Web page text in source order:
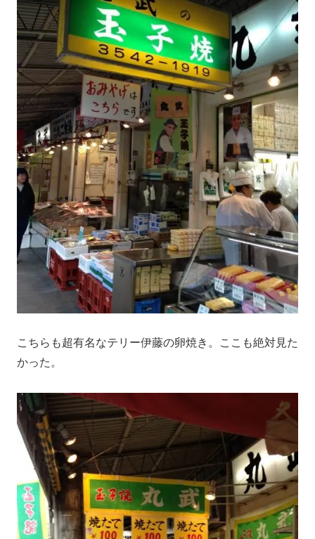
こちらも超有名なテリー伊藤の卵焼き。ここも絶対見た
かった。